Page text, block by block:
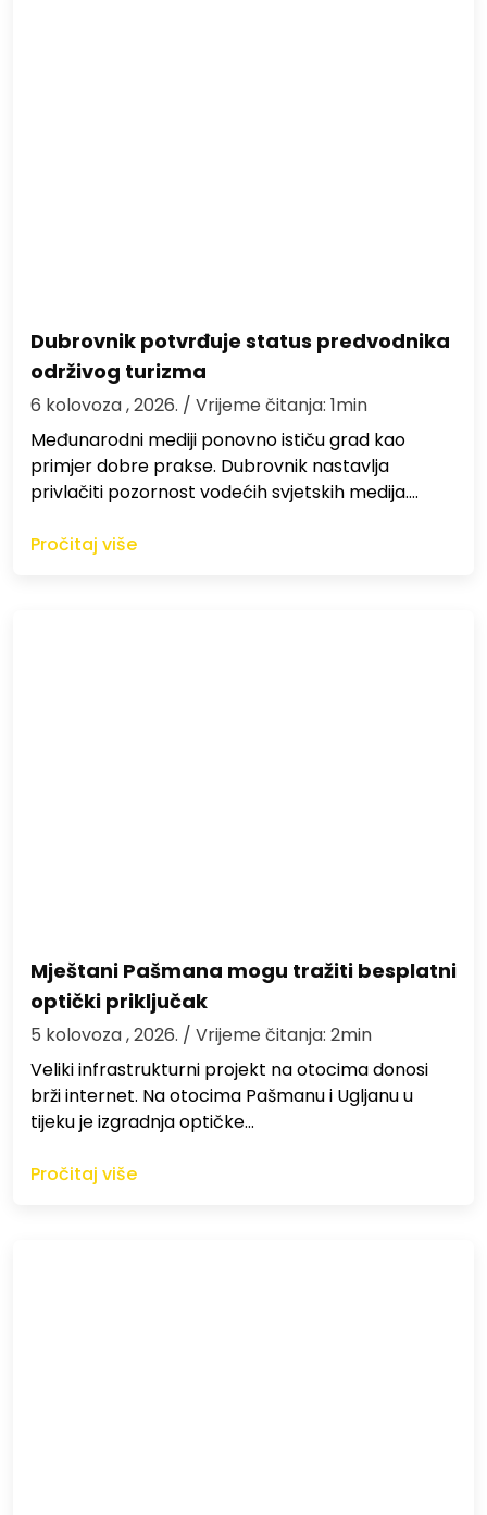
Dubrovnik potvrđuje status predvodnika
održivog turizma
6 kolovoza , 2026. / Vrijeme čitanja: 1min
Međunarodni mediji ponovno ističu grad kao
primjer dobre prakse. Dubrovnik nastavlja
privlačiti pozornost vodećih svjetskih medija.…
Pročitaj više
Mještani Pašmana mogu tražiti besplatni
optički priključak
5 kolovoza , 2026. / Vrijeme čitanja: 2min
Veliki infrastrukturni projekt na otocima donosi
brži internet. Na otocima Pašmanu i Ugljanu u
tijeku je izgradnja optičke…
Pročitaj više